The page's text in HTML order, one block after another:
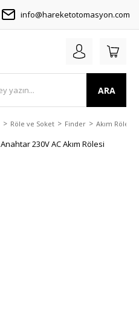
info@hareketotomasyon.com
ARA
Röle ve Soket Finder Akım Rölesi